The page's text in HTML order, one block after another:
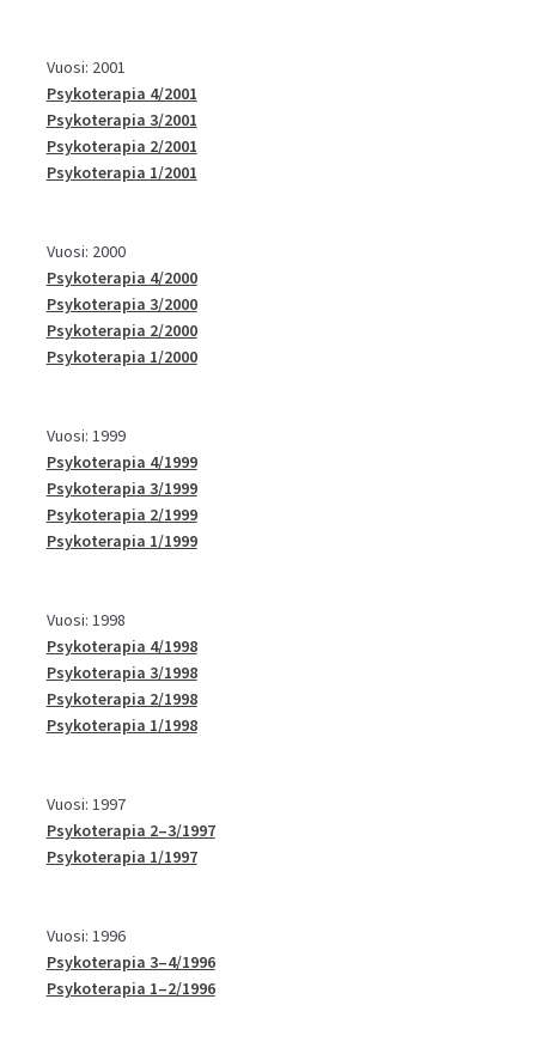
Vuosi: 2001
Psykoterapia 4/2001
Psykoterapia 3/2001
Psykoterapia 2/2001
Psykoterapia 1/2001
Vuosi: 2000
Psykoterapia 4/2000
Psykoterapia 3/2000
Psykoterapia 2/2000
Psykoterapia 1/2000
Vuosi: 1999
Psykoterapia 4/1999
Psykoterapia 3/1999
Psykoterapia 2/1999
Psykoterapia 1/1999
Vuosi: 1998
Psykoterapia 4/1998
Psykoterapia 3/1998
Psykoterapia 2/1998
Psykoterapia 1/1998
Vuosi: 1997
Psykoterapia 2–3/1997
Psykoterapia 1/1997
Vuosi: 1996
Psykoterapia 3–4/1996
Psykoterapia 1–2/1996